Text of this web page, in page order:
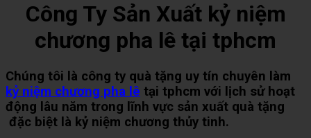
Công Ty Sản Xuất kỷ niệm
chương pha lê tại tphcm
Chúng tôi là công ty quà tặng uy tín chuyên làm
kỷ niệm chương pha lê tại tphcm với lịch sử hoạt
động lâu năm trong lĩnh vực sản xuất quà tặng
đặc biệt là kỷ niệm chương thủy tinh.